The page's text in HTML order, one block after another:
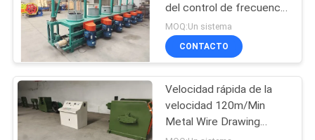
máquina soldada
con autógena de la
del control de frecuencia
6 del trefilado
MOQ:Un sistema
CONTACTO
Velocidad rápida de la
velocidad 120m/Min
Metal Wire Drawing